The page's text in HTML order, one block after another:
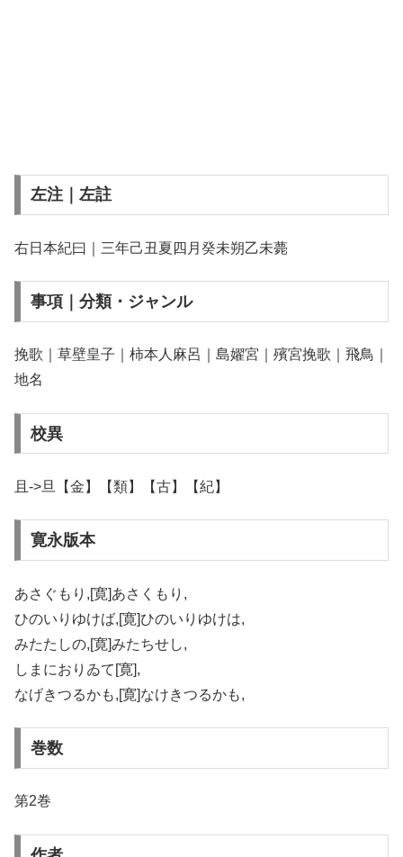
左注｜左註
右日本紀曰｜三年己丑夏四月癸未朔乙未薨
事項｜分類・ジャンル
挽歌｜草壁皇子｜柿本人麻呂｜島嬥宮｜殯宮挽歌｜飛鳥｜
地名
校異
且->旦【金】【類】【古】【紀】
寛永版本
あさぐもり,[寛]あさくもり,
ひのいりゆけば,[寛]ひのいりゆけは,
みたたしの,[寛]みたちせし,
しまにおりゐて[寛],
なげきつるかも,[寛]なけきつるかも,
巻数
第2巻